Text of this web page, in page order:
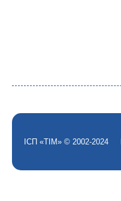
ІСП «ТІМ» © 2002-2024